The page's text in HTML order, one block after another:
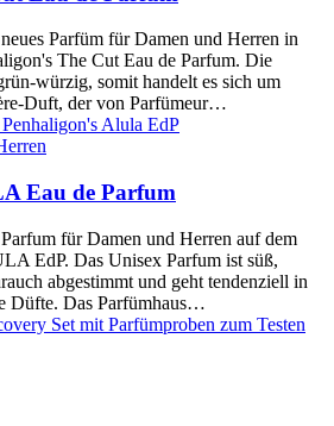
Parfüm für Damen und Herren in
The Cut Eau de Parfum. Die
würzig, somit handelt es sich um
Duft, der von Parfümeur…
Eau de Parfum
für Damen und Herren auf dem
EdP. Das Unisex Parfum ist süß,
abgestimmt und geht tendenziell in
Düfte. Das Parfümhaus…